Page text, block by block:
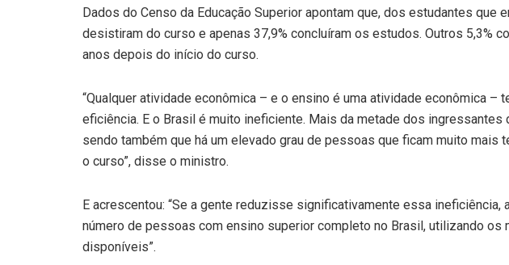
Dados do Censo da Educação Superior apontam que, dos estudantes que
desistiram do curso e apenas 37,9% concluíram os estudos. Outros 5,3%
anos depois do início do curso.
“Qualquer atividade econômica – e o ensino é uma atividade econômica –
eficiência. E o Brasil é muito ineficiente. Mais da metade dos
sendo também que há um elevado grau de pessoas que ficam muito mais
o curso”, disse o ministro.
E acrescentou: “Se a gente reduzisse significativamente essa ineficiência,
número de pessoas com ensino superior completo no Brasil, utilizando os
disponíveis”.